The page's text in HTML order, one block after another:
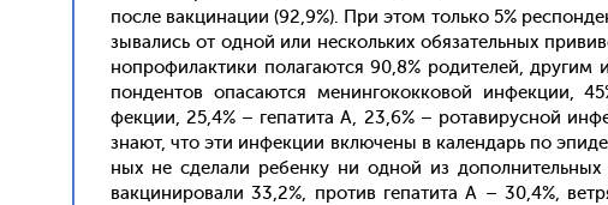
пос­ле вак­ци­нации (92,9%). При этом толь­ко 5%
зыва­лись от од­ной или нес­коль­ких обя­затель­ных
ноп­ро­филак­ти­ки по­лага­ют­ся 90,8% ро­дите­лей,
понден­тов опа­са­ют­ся ме­нин­го­кок­ко­вой ин­фекции,
фекции, 25,4% – ге­пати­та А, 23,6% – ро­тави­рус­ной
зна­ют, что эти ин­фекции вклю­чены в ка­лен­дарь по
ных не сде­лали ре­бен­ку ни од­ной из
вак­ци­ниро­вали 33,2%, про­тив ге­пати­та А – 30,4%,